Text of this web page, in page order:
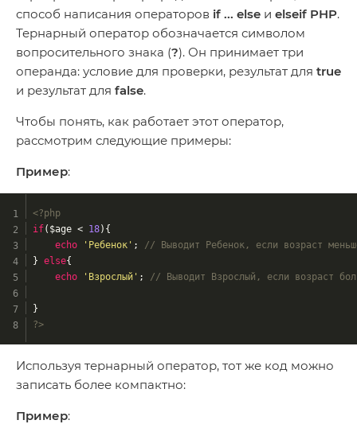
способ написания операторов if ... else и elseif PHP.
Тернарный оператор обозначается символом
вопросительного знака (?). Он принимает три
операнда: условие для проверки, результат для true
и результат для false.
Чтобы понять, как работает этот оператор,
рассмотрим следующие примеры:
Пример:
<?php
if($age < 18){
echo
'Ребенок' ;
// Выводит Ребенок, если возраст
} else{
echo
'Взрослый' ; // Выводит Взрослый, если возраст
}
?>
Используя тернарный оператор, тот же код можно
записать более компактно:
Пример: